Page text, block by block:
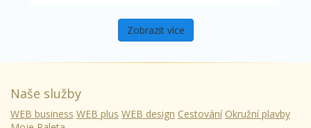
Zobrazit více
Naše služby
WEB business WEB plus WEB design Cestování Okružní plavby